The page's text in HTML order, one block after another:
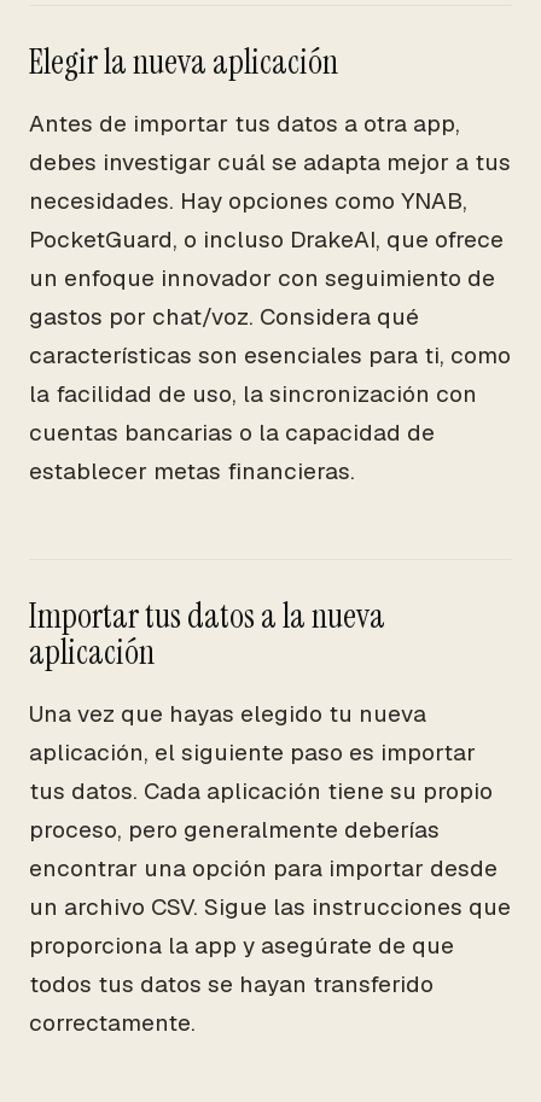
Elegir la nueva aplicación
Antes de importar tus datos a otra app,
debes investigar cuál se adapta mejor a tus
necesidades. Hay opciones como YNAB,
PocketGuard, o incluso DrakeAI, que ofrece
un enfoque innovador con seguimiento de
gastos por chat/voz. Considera qué
características son esenciales para ti, como
la facilidad de uso, la sincronización con
cuentas bancarias o la capacidad de
establecer metas financieras.
Importar tus datos a la nueva
aplicación
Una vez que hayas elegido tu nueva
aplicación, el siguiente paso es importar
tus datos. Cada aplicación tiene su propio
proceso, pero generalmente deberías
encontrar una opción para importar desde
un archivo CSV. Sigue las instrucciones que
proporciona la app y asegúrate de que
todos tus datos se hayan transferido
correctamente.